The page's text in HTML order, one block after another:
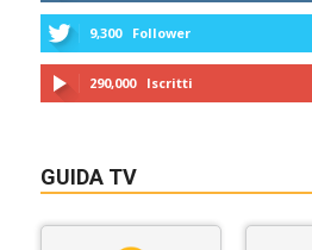
9,300 Follower
290,000 Iscritti
GUIDA TV